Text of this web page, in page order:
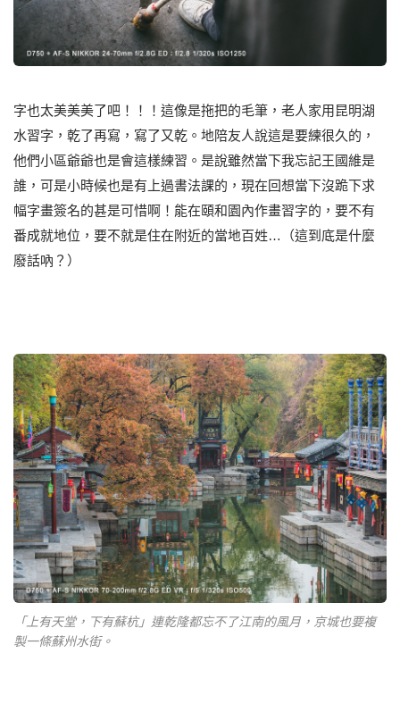
字也太美美美了吧！！！這像是拖把的毛筆，老人家用昆明湖
水習字，乾了再寫，寫了又乾。地陪友人說這是要練很久的，
他們小區爺爺也是會這樣練習。是說雖然當下我忘記王國維是
誰，可是小時候也是有上過書法課的，現在回想當下沒跪下求
幅字畫簽名的甚是可惜啊！能在頤和園內作畫習字的，要不有
番成就地位，要不就是住在附近的當地百姓…（這到底是什麼
廢話吶？）
「上有天堂，下有蘇杭」連乾隆都忘不了江南的風月，京城也要複
製一條蘇州水街。